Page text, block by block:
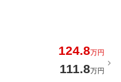
124.8万円
111.8万円